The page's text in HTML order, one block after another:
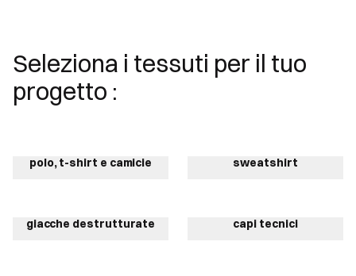
Seleziona i tessuti per il tuo
progetto :
polo, t-shirt e camicie sweatshirt
giacche destrutturate capi tecnici